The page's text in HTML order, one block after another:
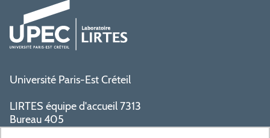
Université Paris-Est Créteil
LIRTES équipe d'accueil 7313
Bureau 405